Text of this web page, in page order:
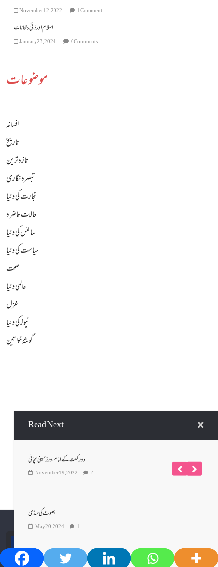
November 12, 2022 1 Comment
اسلام اور ذاتی رجحانات
January 23, 2024 0 Comments
موضوعات
افسانہ
تاریخ
تازہ ترین
تبصرہ نگاری
تجارت کی دنیا
حالات حاضرہ
سائنس کی دنیا
سیاست کی دنیا
صحت
عالمی دنیا
غزل
نیوز کی دنیا
گوشۂ خواتین
Read Next
دو رکعت کے امام اور زمینی سچائی
November 19, 2022 2
جھوٹ کی مَنڈی
May 20, 2024 1